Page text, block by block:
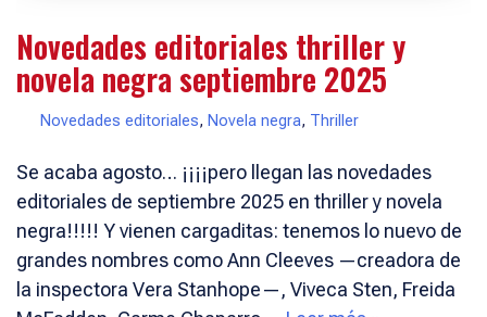
Novedades editoriales thriller y
novela negra septiembre 2025
Novedades editoriales, Novela negra, Thriller
Se acaba agosto… ¡¡¡¡pero llegan las novedades
editoriales de septiembre 2025 en thriller y novela
negra!!!!! Y vienen cargaditas: tenemos lo nuevo de
grandes nombres como Ann Cleeves —creadora de
la inspectora Vera Stanhope—, Viveca Sten, Freida